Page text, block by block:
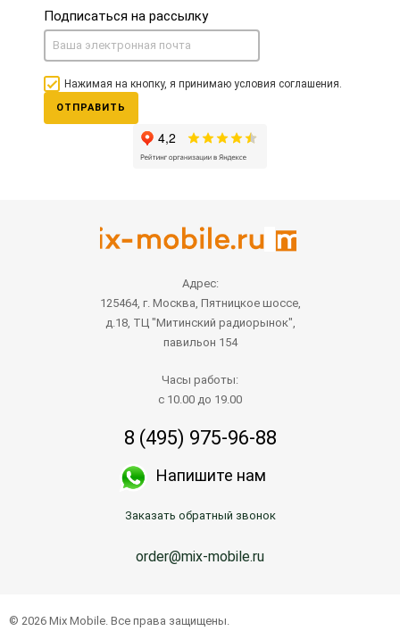
Подписаться на рассылку
Нажимая на кнопку, я принимаю условия соглашения.
ОТПРАВИТЬ
Адрес:
125464, г. Москва, Пятницкое шоссе,
д.18, ТЦ "Митинский радиорынок",
павильон 154
Часы работы:
с 10.00 до 19.00
8 (495) 975-96-88
Напишите нам
Заказать обратный звонок
order@mix-mobile.ru
© 2026 Mix Mobile. Все права защищены.